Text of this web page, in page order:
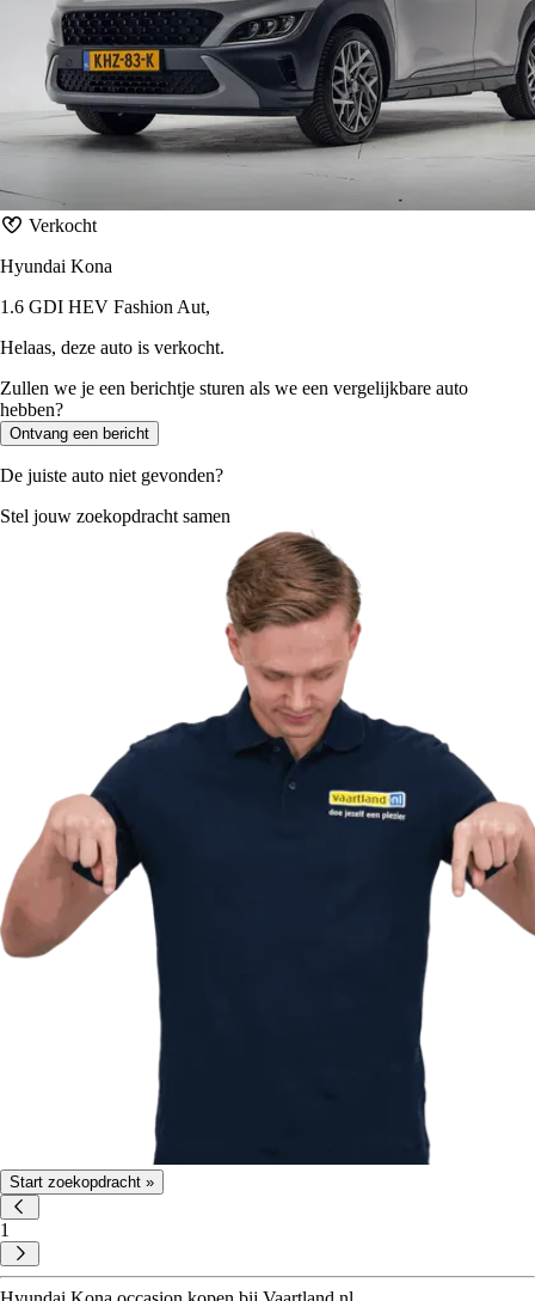
Verkocht
Hyundai Kona
1.6 GDI HEV Fashion Aut,
Helaas, deze auto is verkocht.
Zullen we je een berichtje sturen als we een vergelijkbare auto
hebben?
Ontvang een bericht
De juiste auto niet gevonden?
Stel jouw zoekopdracht samen
Start zoekopdracht »
1